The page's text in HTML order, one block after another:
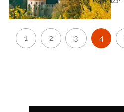
1 2 3 4